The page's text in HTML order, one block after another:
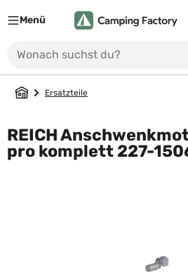
Menü
Ersatzteile
REICH
pro komplett 227-